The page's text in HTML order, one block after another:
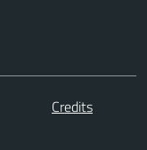
Credits